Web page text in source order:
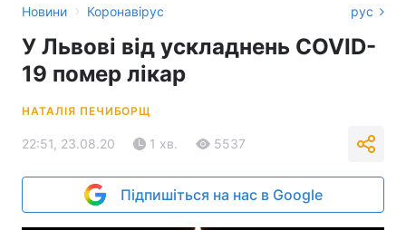
Новини › Коронавірус рус
У Львові від ускладнень COVID-
19 помер лікар
НАТАЛІЯ ПЕЧИБОРЩ
22:51, 23.08.20 1 хв. 5537
Підпишіться на нас в Google